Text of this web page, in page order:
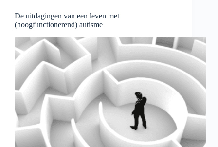
De uitdagingen van een leven met
(hoogfunctionerend) autisme